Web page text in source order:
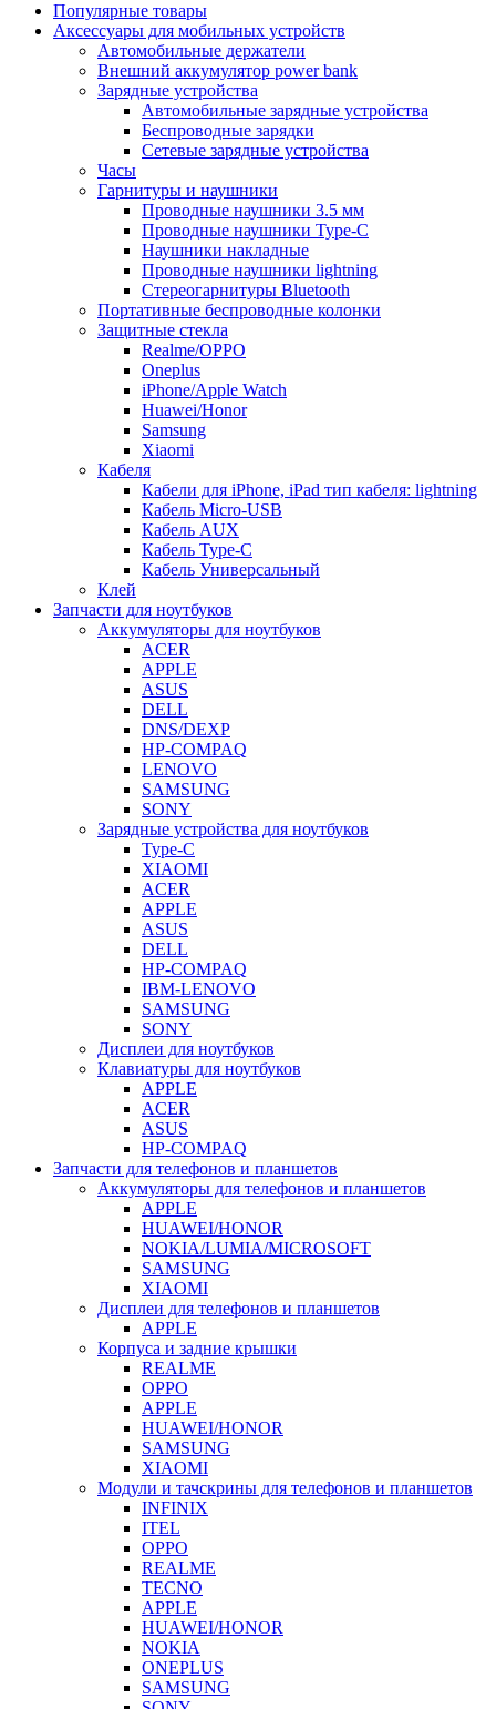
Популярные товары
Аксессуары для мобильных устройств
Автомобильные держатели
Внешний аккумулятор power bank
Зарядные устройства
Автомобильные зарядные устройства
Беспроводные зарядки
Сетевые зарядные устройства
Часы
Гарнитуры и наушники
Проводные наушники 3.5 мм
Проводные наушники Type-C
Наушники накладные
Проводные наушники lightning
Стереогарнитуры Bluetooth
Портативные беспроводные колонки
Защитные стекла
Realme/OPPO
Oneplus
iPhone/Apple Watch
Huawei/Honor
Samsung
Xiaomi
Кабеля
Кабели для iPhone, iPad тип кабеля: lightning
Кабель Micro-USB
Кабель AUX
Кабель Type-C
Кабель Универсальный
Клей
Запчасти для ноутбуков
Аккумуляторы для ноутбуков
ACER
APPLE
ASUS
DELL
DNS/DEXP
HP-COMPAQ
LENOVO
SAMSUNG
SONY
Зарядные устройства для ноутбуков
Type-C
XIAOMI
ACER
APPLE
ASUS
DELL
HP-COMPAQ
IBM-LENOVO
SAMSUNG
SONY
Дисплеи для ноутбуков
Клавиатуры для ноутбуков
APPLE
ACER
ASUS
HP-COMPAQ
Запчасти для телефонов и планшетов
Аккумуляторы для телефонов и планшетов
APPLE
HUAWEI/HONOR
NOKIA/LUMIA/MICROSOFT
SAMSUNG
XIAOMI
Дисплеи для телефонов и планшетов
APPLE
Корпуса и задние крышки
REALME
OPPO
APPLE
HUAWEI/HONOR
SAMSUNG
XIAOMI
Модули и тачскрины для телефонов и планшетов
INFINIX
ITEL
OPPO
REALME
TECNO
APPLE
HUAWEI/HONOR
NOKIA
ONEPLUS
SAMSUNG